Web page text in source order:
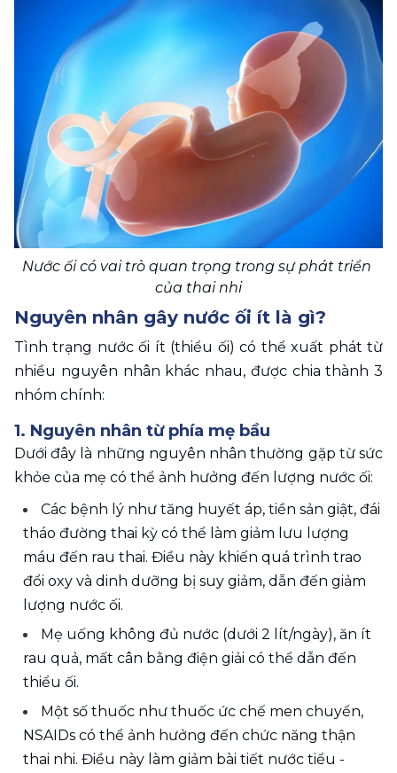
Nước ối có vai trò quan trọng trong sự phát triển
của thai nhi
Nguyên nhân gây nước ối ít là gì?
Tình trạng nước ối ít (thiểu ối) có thể xuất phát từ
nhiều nguyên nhân khác nhau, được chia thành 3
nhóm chính:
1. Nguyên nhân từ phía mẹ bầu
Dưới đây là những nguyên nhân thường gặp từ sức
khỏe của mẹ có thể ảnh hưởng đến lượng nước ối:
Các bệnh lý như tăng huyết áp, tiền sản giật, đái
tháo đường thai kỳ có thể làm giảm lưu lượng
máu đến rau thai. Điều này khiến quá trình trao
đổi oxy và dinh dưỡng bị suy giảm, dẫn đến giảm
lượng nước ối.
Mẹ uống không đủ nước (dưới 2 lít/ngày), ăn ít
rau quả, mất cân bằng điện giải có thể dẫn đến
thiểu ối.
Một số thuốc như thuốc ức chế men chuyển,
NSAIDs có thể ảnh hưởng đến chức năng thận
thai nhi. Điều này làm giảm bài tiết nước tiểu -